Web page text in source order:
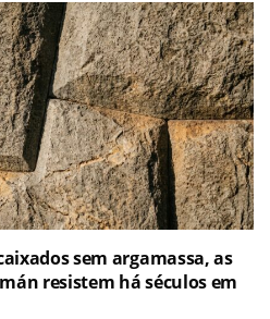
sem argamassa, as
resistem há séculos em